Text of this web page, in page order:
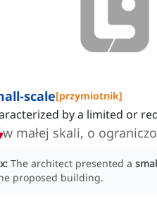
scale[przymiotnik]
by a limited or
w małej skali, o
The architect presented a
proposed building.